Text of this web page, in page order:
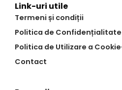
Link-uri utile
Termeni și condiții
Politica de Confidențialitate
Politica de Utilizare a
Contact